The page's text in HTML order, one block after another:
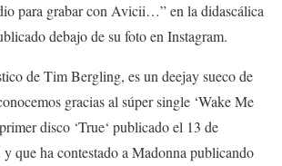
para grabar con Avicii…” en la didascálica
debajo de su foto en Instagram.
de Tim Bergling, es un deejay sueco de
gracias al súper single ‘Wake Me
disco ‘True‘ publicado el 13 de
que ha contestado a Madonna publicando